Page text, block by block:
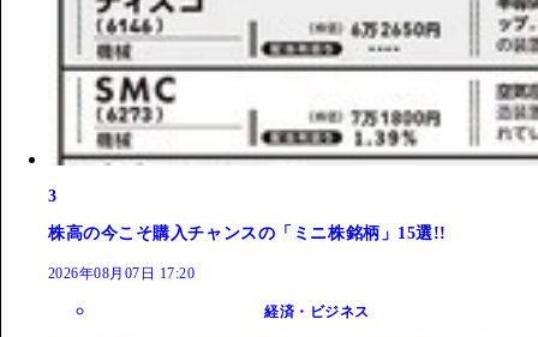
3
株高の今こそ購入チャンスの「ミニ株銘柄」15選!!
2026年08月07日 17:20
経済・ビジネス